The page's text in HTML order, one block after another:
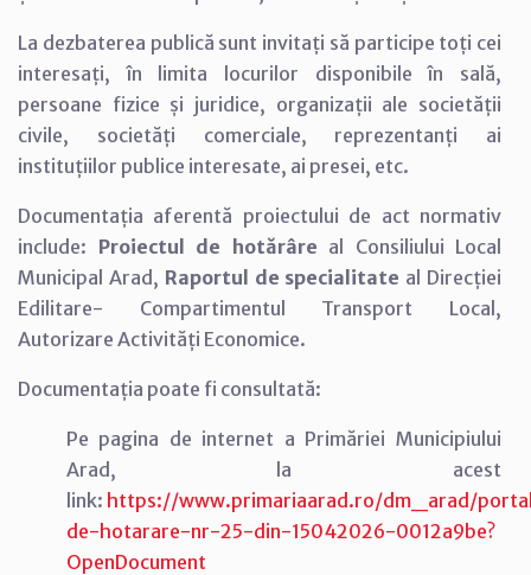
La dezbaterea publică sunt invitați să participe toți cei
interesați, în limita locurilor disponibile în sală,
persoane fizice și juridice, organizații ale societății
civile, societăți comerciale, reprezentanți ai
instituțiilor publice interesate, ai presei, etc.
Documentația aferentă proiectului de act normativ
include: Proiectul de hotărâre al Consiliului Local
Municipal Arad, Raportul de specialitate al Direcției
Edilitare- Compartimentul Transport Local,
Autorizare Activități Economice.
Documentația poate fi consultată:
Pe pagina de internet a Primăriei Municipiului
Arad, la acest
link: https://www.primariaarad.ro/dm_arad/
de-hotarare-nr-25-din-15042026-0012a9be?
OpenDocument